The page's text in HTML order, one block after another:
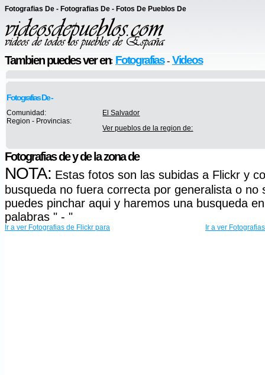
Fotografias De - Fotografias De - Fotos De Pueblos De
Tambien puedes ver en: Fotografias- Videos
Fotografias De -
Comunidad:
El Salvador
Region - Provincias:
Ver pueblos de la region de:
Fotografias de y de la zona de
NOTA: Estas fotos son las subidas a Flickr y
busqueda no fuera correcta por generalista o no
puedes pinchar aqui y haremos una busqueda
palabras " - "
Ir a ver Fotografias de Flickr para Ir a ver